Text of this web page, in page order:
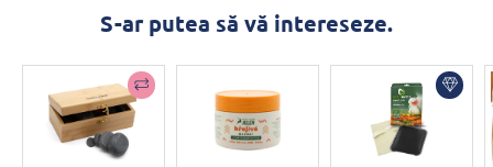
S-ar putea să vă intereseze.